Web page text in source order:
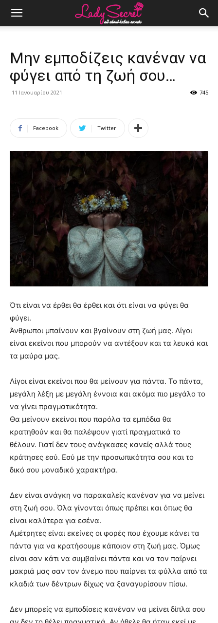
Μην εμποδίζεις κανέναν να
φύγει από τη ζωή σου…
11 Ιανουαρίου 2021 745
Facebook Twitter
Ότι είναι να έρθει θα έρθει και ότι είναι να φύγει θα
φύγει.
Άνθρωποι μπαίνουν και βγαίνουν στη ζωή μας. Λίγοι
είναι εκείνοι που μπορούν να αντέξουν και τα λευκά και
τα μαύρα μας.
Λίγοι είναι εκείνοι που θα μείνουν για πάντα. Το πάντα,
μεγάλη λέξη με μεγάλη έννοια και ακόμα πιο μεγάλο το
να γίνει πραγματικότητα.
Θα μείνουν εκείνοι που παρόλα τα εμπόδια θα
κρατηθούν και θα παλέψουν γιατί πραγματικά το
θέλουν. Γιατί δεν τους ανάγκασες κανείς αλλά τους
κράτησες εσύ. Εσύ με την προσωπικότητα σου και το
δικό σου μοναδικό χαρακτήρα.
Δεν είναι ανάγκη να παρακαλείς κανέναν για να μείνει
στη ζωή σου. Όλα γίνονται όπως πρέπει και όπως θα
είναι καλύτερα για εσένα.
Αμέτρητες είναι εκείνες οι φορές που έχουμε κάνει τα
πάντα για να κρατήσουμε κάποιον στη ζωή μας. Όμως
είναι σαν κάτι να συμβαίνει πάντα και να τον παίρνει
μακριά μας σαν τον άνεμο που παίρνει τα φύλλα από τα
κλαδιά των δέντρων δίχως να ξαναγυρίσουν πίσω.
Δεν μπορείς να εμποδίσεις κανέναν να μείνει δίπλα σου